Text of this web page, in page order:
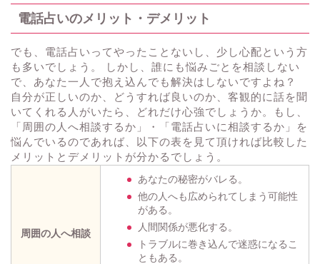
電話占いのメリット・デメリット
でも、電話占いってやったことないし、少し心配という方
も多いでしょう。 しかし、誰にも悩みごとを相談しない
で、あなた一人で抱え込んでも解決はしないですよね？
自分が正しいのか、どうすれば良いのか、客観的に話を聞
いてくれる人がいたら、どれだけ心強でしょうか。もし、
「周囲の人へ相談するか」・「電話占いに相談するか」を
悩んでいるのであれば、以下の表を見て頂ければ比較した
メリットとデメリットが分かるでしょう。
周囲の人へ相談
あなたの秘密がバレる。
他の人へも広められてしまう可能性
がある。
人間関係が悪化する。
トラブルに巻き込んで迷惑になるこ
ともある。